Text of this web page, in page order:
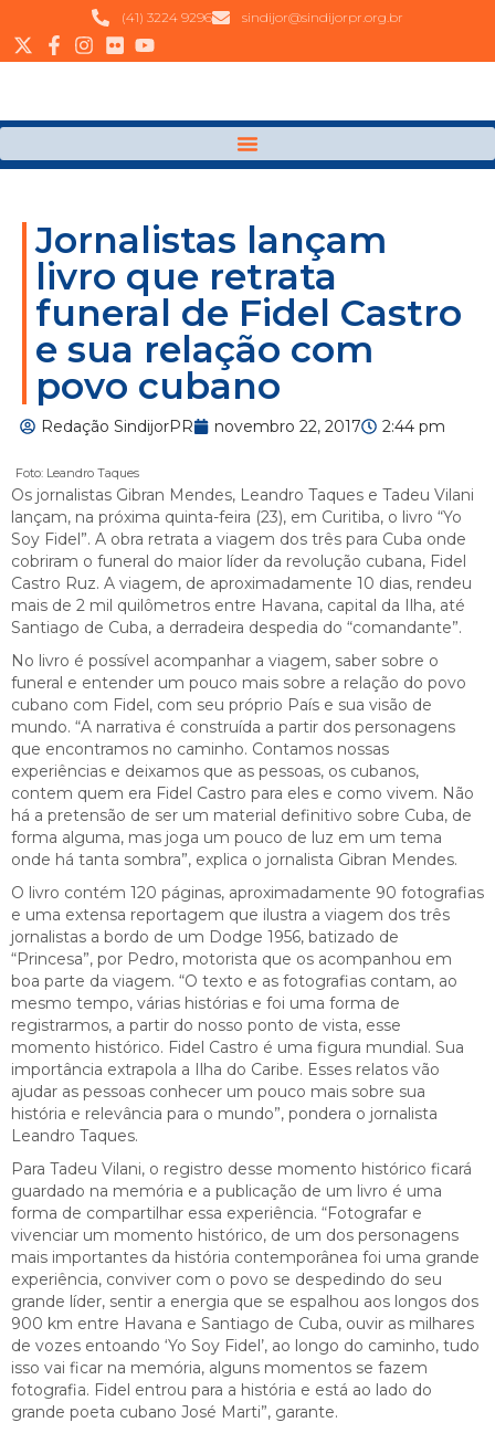
(41) 3224 9296 sindijor@sindijorpr.org.br
Jornalistas lançam
livro que retrata
funeral de Fidel Castro
e sua relação com
povo cubano
Redação SindijorPR novembro 22, 2017 2:44 pm
Foto: Leandro Taques
Os jornalistas Gibran Mendes, Leandro Taques e Tadeu Vilani
lançam, na próxima quinta-feira (23), em Curitiba, o livro “Yo
Soy Fidel”. A obra retrata a viagem dos três para Cuba onde
cobriram o funeral do maior líder da revolução cubana, Fidel
Castro Ruz. A viagem, de aproximadamente 10 dias, rendeu
mais de 2 mil quilômetros entre Havana, capital da Ilha, até
Santiago de Cuba, a derradeira despedia do “comandante”.
No livro é possível acompanhar a viagem, saber sobre o
funeral e entender um pouco mais sobre a relação do povo
cubano com Fidel, com seu próprio País e sua visão de
mundo. “A narrativa é construída a partir dos personagens
que encontramos no caminho. Contamos nossas
experiências e deixamos que as pessoas, os cubanos,
contem quem era Fidel Castro para eles e como vivem. Não
há a pretensão de ser um material definitivo sobre Cuba, de
forma alguma, mas joga um pouco de luz em um tema
onde há tanta sombra”, explica o jornalista Gibran Mendes.
O livro contém 120 páginas, aproximadamente 90 fotografias
e uma extensa reportagem que ilustra a viagem dos três
jornalistas a bordo de um Dodge 1956, batizado de
“Princesa”, por Pedro, motorista que os acompanhou em
boa parte da viagem. “O texto e as fotografias contam, ao
mesmo tempo, várias histórias e foi uma forma de
registrarmos, a partir do nosso ponto de vista, esse
momento histórico. Fidel Castro é uma figura mundial. Sua
importância extrapola a Ilha do Caribe. Esses relatos vão
ajudar as pessoas conhecer um pouco mais sobre sua
história e relevância para o mundo”, pondera o jornalista
Leandro Taques.
Para Tadeu Vilani, o registro desse momento histórico ficará
guardado na memória e a publicação de um livro é uma
forma de compartilhar essa experiência. “Fotografar e
vivenciar um momento histórico, de um dos personagens
mais importantes da história contemporânea foi uma grande
experiência, conviver com o povo se despedindo do seu
grande líder, sentir a energia que se espalhou aos longos dos
900 km entre Havana e Santiago de Cuba, ouvir as milhares
de vozes entoando ‘Yo Soy Fidel’, ao longo do caminho, tudo
isso vai ficar na memória, alguns momentos se fazem
fotografia. Fidel entrou para a história e está ao lado do
grande poeta cubano José Marti”, garante.